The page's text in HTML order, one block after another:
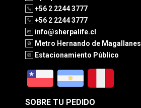
+56 2 2244 3777
+56 2 2244 3777
info@sherpalife.cl
Metro Hernando de Magallanes
Estacionamiento Público
SOBRE TU PEDIDO